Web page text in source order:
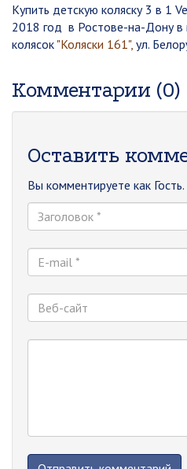
Купить детскую коляску 3 в 1
2018 год в Ростове-на-Дону в
колясок "Коляски 161", ул.
Комментарии (0)
Оставить
Вы комментируете как Гость.